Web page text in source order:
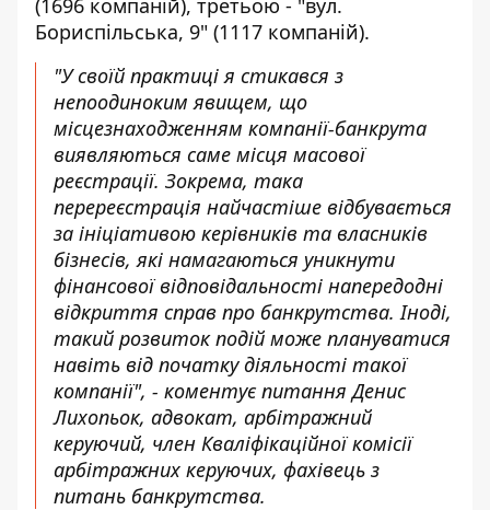
(1696 компаній), третьою - "вул.
Бориспільська, 9" (1117 компаній).
"У своїй практиці я стикався з
непоодиноким явищем, що
місцезнаходженням компанії-банкрута
виявляються саме місця масової
реєстрації. Зокрема, така
перереєстрація найчастіше відбувається
за ініціативою керівників та власників
бізнесів, які намагаються уникнути
фінансової відповідальності напередодні
відкриття справ про банкрутства. Іноді,
такий розвиток подій може плануватися
навіть від початку діяльності такої
компанії", - коментує питання Денис
Лихопьок, адвокат, арбітражний
керуючий, член Кваліфікаційної комісії
арбітражних керуючих, фахівець з
питань банкрутства.